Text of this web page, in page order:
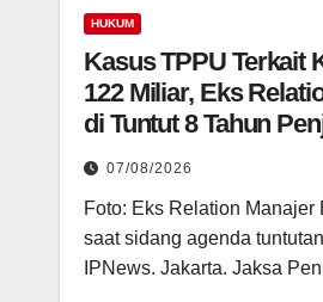
HUKUM
Kasus TPPU Terkait
122 Miliar, Eks
di Tuntut 8 Tahun
07/08/2026
Foto: Eks Relation Manajer
saat sidang agenda
IPNews. Jakarta. Jaksa